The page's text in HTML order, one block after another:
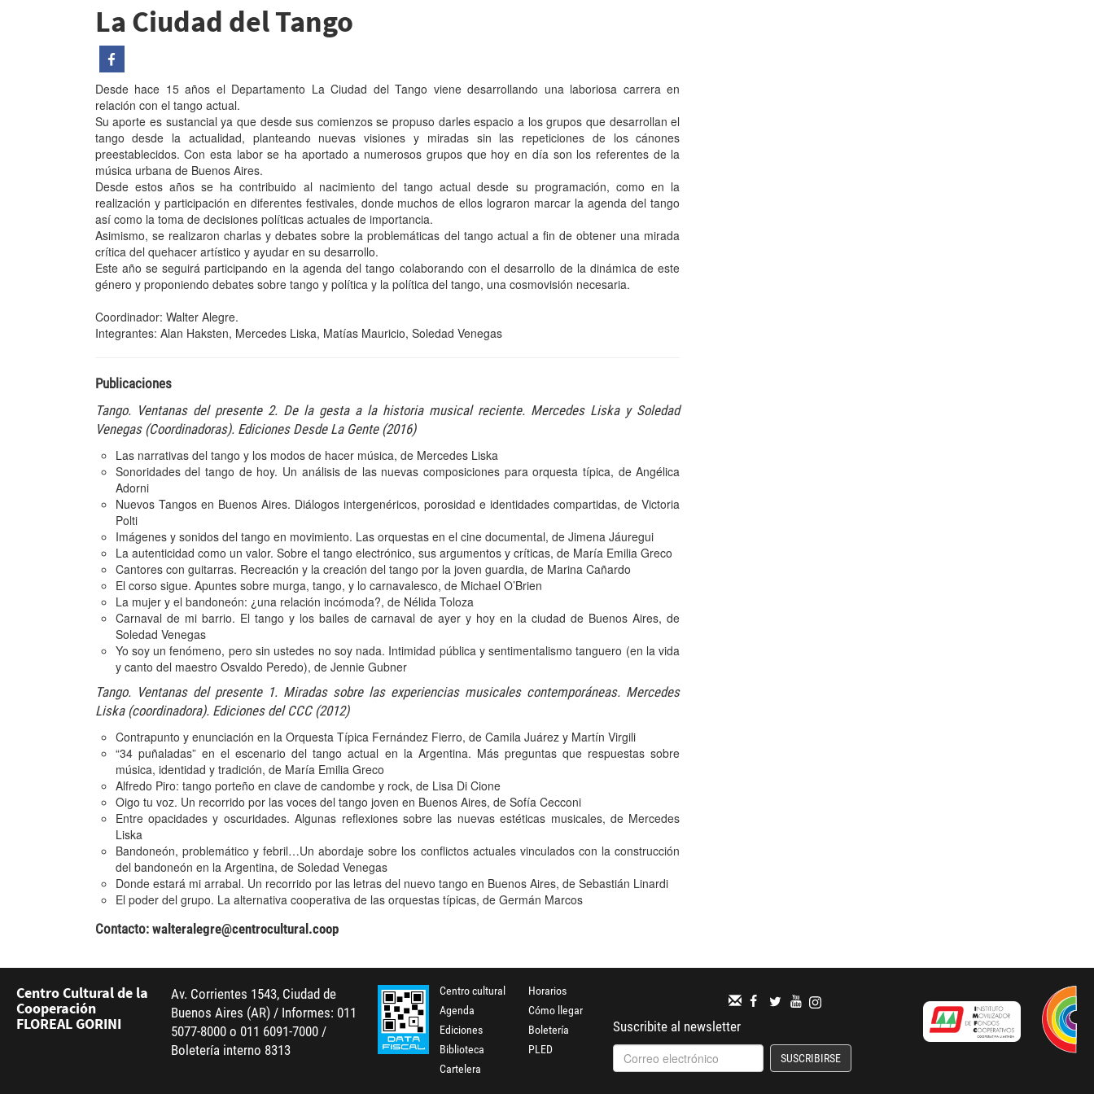
La Ciudad del Tango
Desde hace 15 años el Departamento La Ciudad del Tango viene desarrollando una laboriosa carrera en
relación con el tango actual.
Su aporte es sustancial ya que desde sus comienzos se propuso darles espacio a los grupos que desarrollan el
tango desde la actualidad, planteando nuevas visiones y miradas sin las repeticiones de los cánones
preestablecidos. Con esta labor se ha aportado a numerosos grupos que hoy en día son los referentes de la
música urbana de Buenos Aires.
Desde estos años se ha contribuido al nacimiento del tango actual desde su programación, como en la
realización y participación en diferentes festivales, donde muchos de ellos lograron marcar la agenda del tango
así como la toma de decisiones políticas actuales de importancia.
Asimismo, se realizaron charlas y debates sobre la problemáticas del tango actual a fin de obtener una mirada
crítica del quehacer artístico y ayudar en su desarrollo.
Este año se seguirá participando en la agenda del tango colaborando con el desarrollo de la dinámica de este
género y proponiendo debates sobre tango y política y la política del tango, una cosmovisión necesaria.
Coordinador: Walter Alegre.
Integrantes: Alan Haksten, Mercedes Liska, Matías Mauricio, Soledad Venegas
Publicaciones
Tango. Ventanas del presente 2. De la gesta a la historia musical reciente. Mercedes Liska y Soledad
Venegas (Coordinadoras). Ediciones Desde La Gente (2016)
Las narrativas del tango y los modos de hacer música, de Mercedes Liska
Sonoridades del tango de hoy. Un análisis de las nuevas composiciones para orquesta típica, de Angélica
Adorni
Nuevos Tangos en Buenos Aires. Diálogos intergenéricos, porosidad e identidades compartidas, de Victoria
Polti
Imágenes y sonidos del tango en movimiento. Las orquestas en el cine documental, de Jimena Jáuregui
La autenticidad como un valor. Sobre el tango electrónico, sus argumentos y críticas, de María Emilia Greco
Cantores con guitarras. Recreación y la creación del tango por la joven guardia, de Marina Cañardo
El corso sigue. Apuntes sobre murga, tango, y lo carnavalesco, de Michael O’Brien
La mujer y el bandoneón: ¿una relación incómoda?, de Nélida Toloza
Carnaval de mi barrio. El tango y los bailes de carnaval de ayer y hoy en la ciudad de Buenos Aires, de
Soledad Venegas
Yo soy un fenómeno, pero sin ustedes no soy nada. Intimidad pública y sentimentalismo tanguero (en la vida
y canto del maestro Osvaldo Peredo), de Jennie Gubner
Tango. Ventanas del presente 1. Miradas sobre las experiencias musicales contemporáneas. Mercedes
Liska (coordinadora). Ediciones del CCC (2012)
Contrapunto y enunciación en la Orquesta Típica Fernández Fierro, de Camila Juárez y Martín Virgili
“34 puñaladas” en el escenario del tango actual en la Argentina. Más preguntas que respuestas sobre
música, identidad y tradición, de María Emilia Greco
Alfredo Piro: tango porteño en clave de candombe y rock, de Lisa Di Cione
Oigo tu voz. Un recorrido por las voces del tango joven en Buenos Aires, de Sofía Cecconi
Entre opacidades y oscuridades. Algunas reflexiones sobre las nuevas estéticas musicales, de Mercedes
Liska
Bandoneón, problemático y febril…Un abordaje sobre los conflictos actuales vinculados con la construcción
del bandoneón en la Argentina, de Soledad Venegas
Donde estará mi arrabal. Un recorrido por las letras del nuevo tango en Buenos Aires, de Sebastián Linardi
El poder del grupo. La alternativa cooperativa de las orquestas típicas, de Germán Marcos
Contacto: walteralegre@centrocultural.coop
Centro Cultural de la
Cooperación
FLOREAL GORINI
Av. Corrientes 1543, Ciudad de
Buenos Aires (AR) / Informes: 011
5077-8000 o 011 6091-7000 /
Boletería interno 8313
Centro cultural
Agenda
Ediciones
Biblioteca
Cartelera
Horarios
Cómo llegar
Boletería
PLED
Suscribite al newsletter
SUSCRIBIRSE